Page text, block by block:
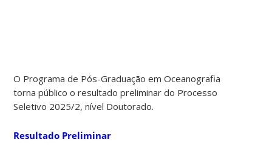
O Programa de Pós-Graduação em Oceanografia
torna público o resultado preliminar do Processo
Seletivo 2025/2, nível Doutorado.
Resultado Preliminar